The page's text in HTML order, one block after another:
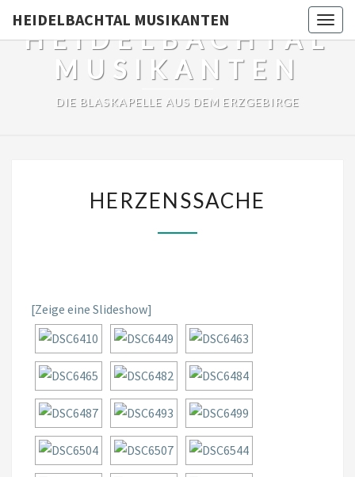
HEIDELBACHTAL MUSIKANTEN
HEIDELBACHTAL
MUSIKANTEN
DIE BLASKAPELLE AUS DEM ERZGEBIRGE
HERZENSSACHE
[Zeige eine Slideshow]